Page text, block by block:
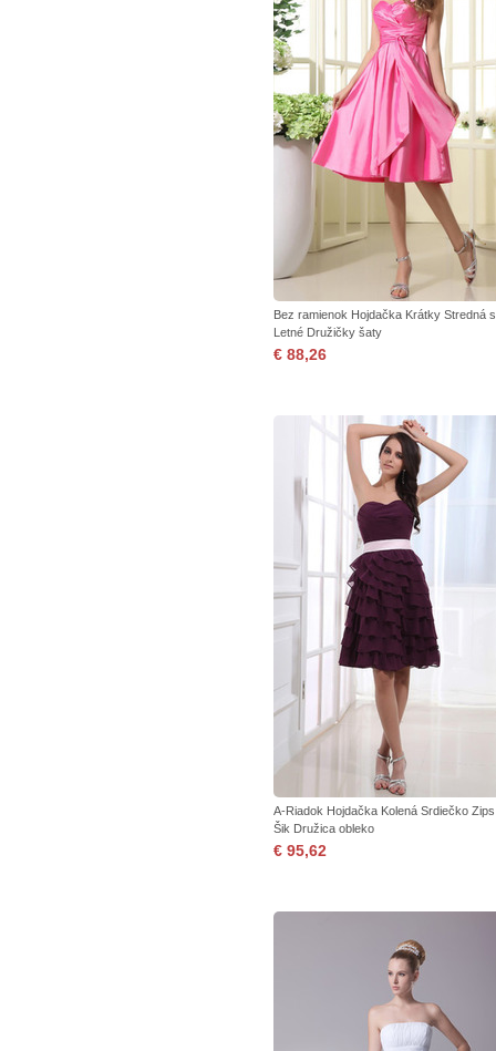
Bez ramienok Hojdačka Krátky Stredná
Letné Družičky šaty
€ 88,26
A-Riadok Hojdačka Kolená Srdiečko
Šik Družica obleko
€ 95,62